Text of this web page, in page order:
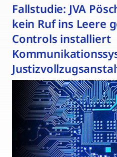
Fallstudie: JVA
kein Ruf ins Leere
Controls installiert